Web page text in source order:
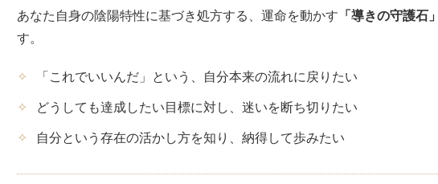
あなた自身の陰陽特性に基づき処方する、運命を動かす 「導きの守護石
す。
✧ 「これでいいんだ」という、自分本来の流れに戻りたい
✧ どうしても達成したい目標に対し、迷いを断ち切りたい
✧ 自分という存在の活かし方を知り、納得して歩みたい